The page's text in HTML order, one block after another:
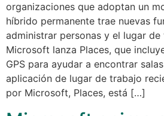
organizaciones que adoptan un
híbrido permanente trae nuevas
administrar personas y el lugar de
Microsoft lanza Places, que
GPS para ayudar a encontrar
aplicación de lugar de trabajo
por Microsoft, Places, está […]